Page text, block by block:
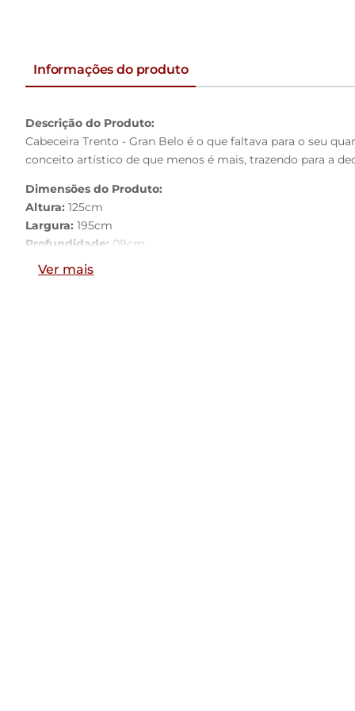
Informações do produto
Descrição do Produto:
Cabeceira Trento - Gran Belo é o que faltava para o seu
conceito artístico de que menos é mais, trazendo para a
Dimensões do Produto:
Altura: 125cm
Largura: 195cm
Profundidade: 09cm
Características do Produto:
Sim, acompanha manual de
Utilizar um pano levemente
- Confira as dimensões do produto no momento da
Ver mais